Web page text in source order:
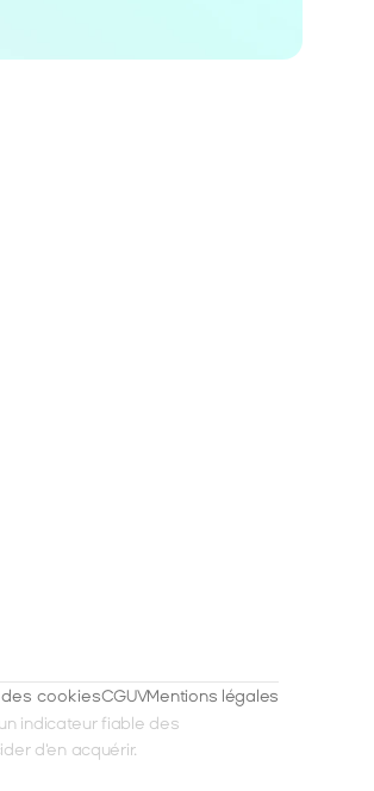
cookiesCGUVMentions légales
indicateur fiable des
d'en acquérir.